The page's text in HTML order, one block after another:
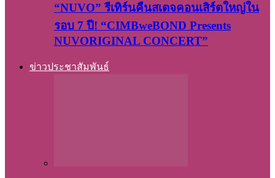
“NUVO” รีเทิร์นคืนสเตจคอนเสิร์ตใหญ่ใน
รอบ 7 ปี! “CIMBweBOND Presents
NUVORIGINAL CONCERT”
ข่าวประชาสัมพันธ์